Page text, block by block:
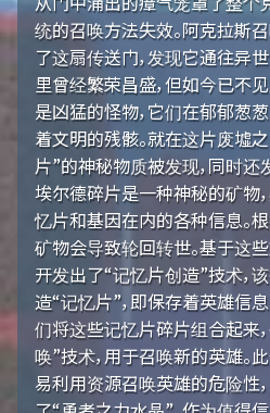
统的召唤方法失效。阿克拉斯
了这扇传送门，发现它通往异
里曾经繁荣昌盛，但如今已不
是凶猛的怪物，它们在郁郁葱
着文明的残骸。就在这片废墟
片”的神秘物质被发现，同时还
埃尔德碎片是一种神秘的矿物
忆片和基因在内的各种信息。
矿物会导致轮回转世。基于这
开发出了“记忆片创造”技术，
造“记忆片”，即保存着英雄信
们将这些记忆片碎片组合起来
唤”技术，用于召唤新的英雄。
易利用资源召唤英雄的危险性